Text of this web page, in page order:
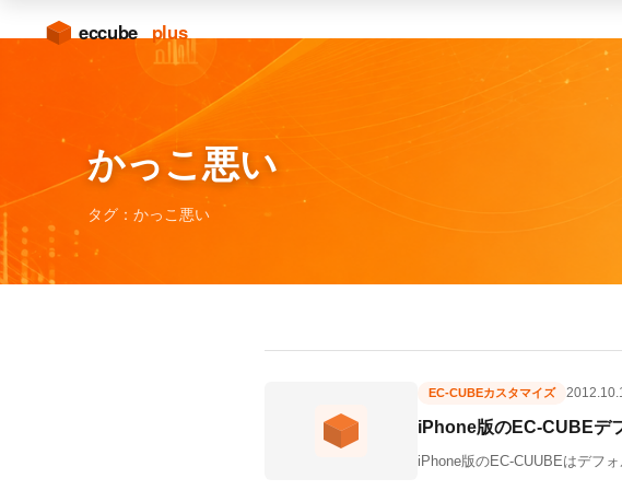
かっこ悪い
タグ：かっこ悪い
EC-CUBEカスタマイズ
iPhone版のEC-CUBEデ
iPhone版のEC-CUUBEはデフ